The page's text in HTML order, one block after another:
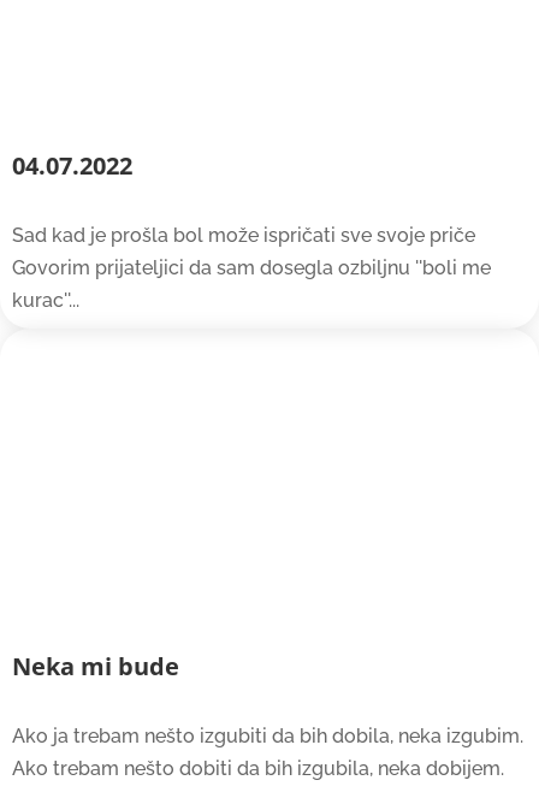
04.07.2022
Sad kad je prošla bol može ispričati sve svoje priče
Govorim prijateljici da sam dosegla ozbiljnu ''boli me
kurac''...
Neka mi bude
Ako ja trebam nešto izgubiti da bih dobila, neka izgubim.
Ako trebam nešto dobiti da bih izgubila, neka dobijem.